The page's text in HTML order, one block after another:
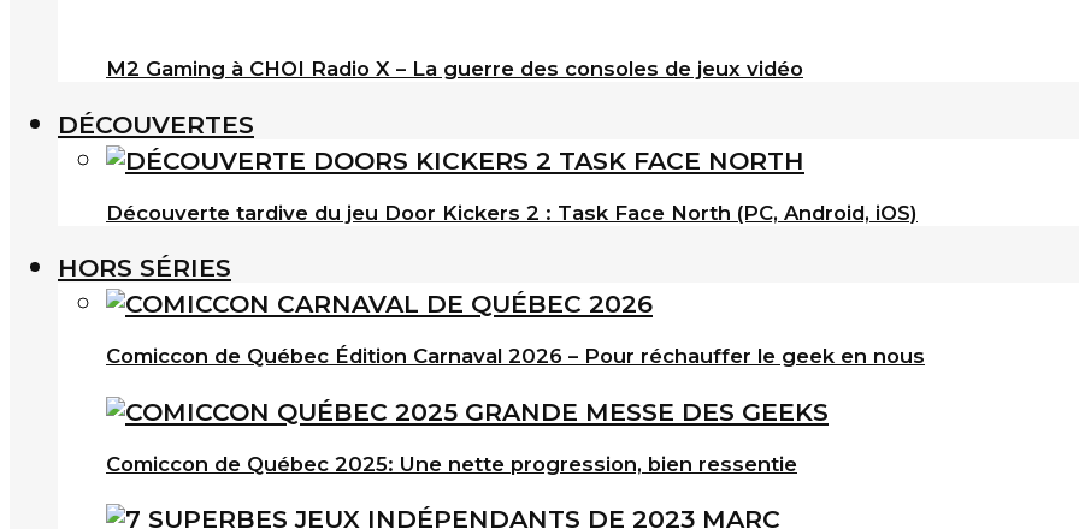
M2 Gaming à CHOI Radio X – La guerre des consoles de jeux vidéo
DÉCOUVERTES
Découverte tardive du jeu Door Kickers 2 : Task Face North (PC, Android, iOS)
HORS SÉRIES
Comiccon de Québec Édition Carnaval 2026 – Pour réchauffer le geek en nous
Comiccon de Québec 2025: Une nette progression, bien ressentie